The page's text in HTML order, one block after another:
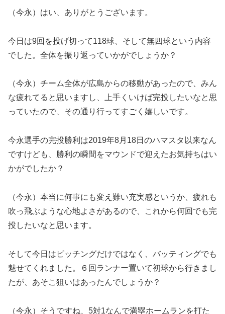
（今永）はい、ありがとうございます。
今日は9回を投げ切って118球、そして無四球という内容
でした。全体を振り返っていかがでしょうか？
（今永）チーム全体が広島からの移動があったので、みん
な疲れてると思いますし、上手くいけば完投したいなと思
っていたので、その通り行ってすごく嬉しいです。
今永選手の完投勝利は2019年8月18日のハマスタ以来なん
ですけども、勝利の瞬間をマウンドで迎えたお気持ちはい
かがでしたか？
（今永）本当に何事にも変え難い充実感というか、疲れも
吹っ飛ぶような心地よさがあるので、これから何回でも完
投したいなと思います。
そして今日はピッチングだけではなく、バッティングでも
魅せてくれました。６回ランナー置いて初球から行きまし
たが、あそこ狙いはあったんでしょうか？
（今永）そうですね、5対1なんで満塁ホームランを打た